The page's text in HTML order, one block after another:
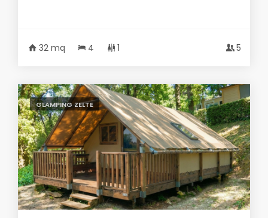
32 mq 4 1 5
GLAMPING ZELTE